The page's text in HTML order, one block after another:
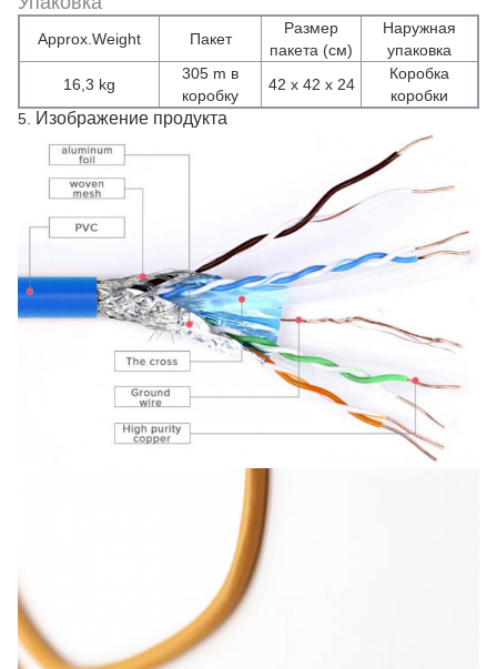
Approx.Weight Пакет
Размер
пакета (см)
Наружная
упаковка
16,3 kg
305 m в
коробку
42 x 42 x 24
Коробка
коробки
5.
Изображение продукта